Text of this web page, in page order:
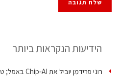
הידיעות הנקראות ביותר
רוני פרידמן יוביל את Chip‑AI באפל; טל ענבר ינהל את…